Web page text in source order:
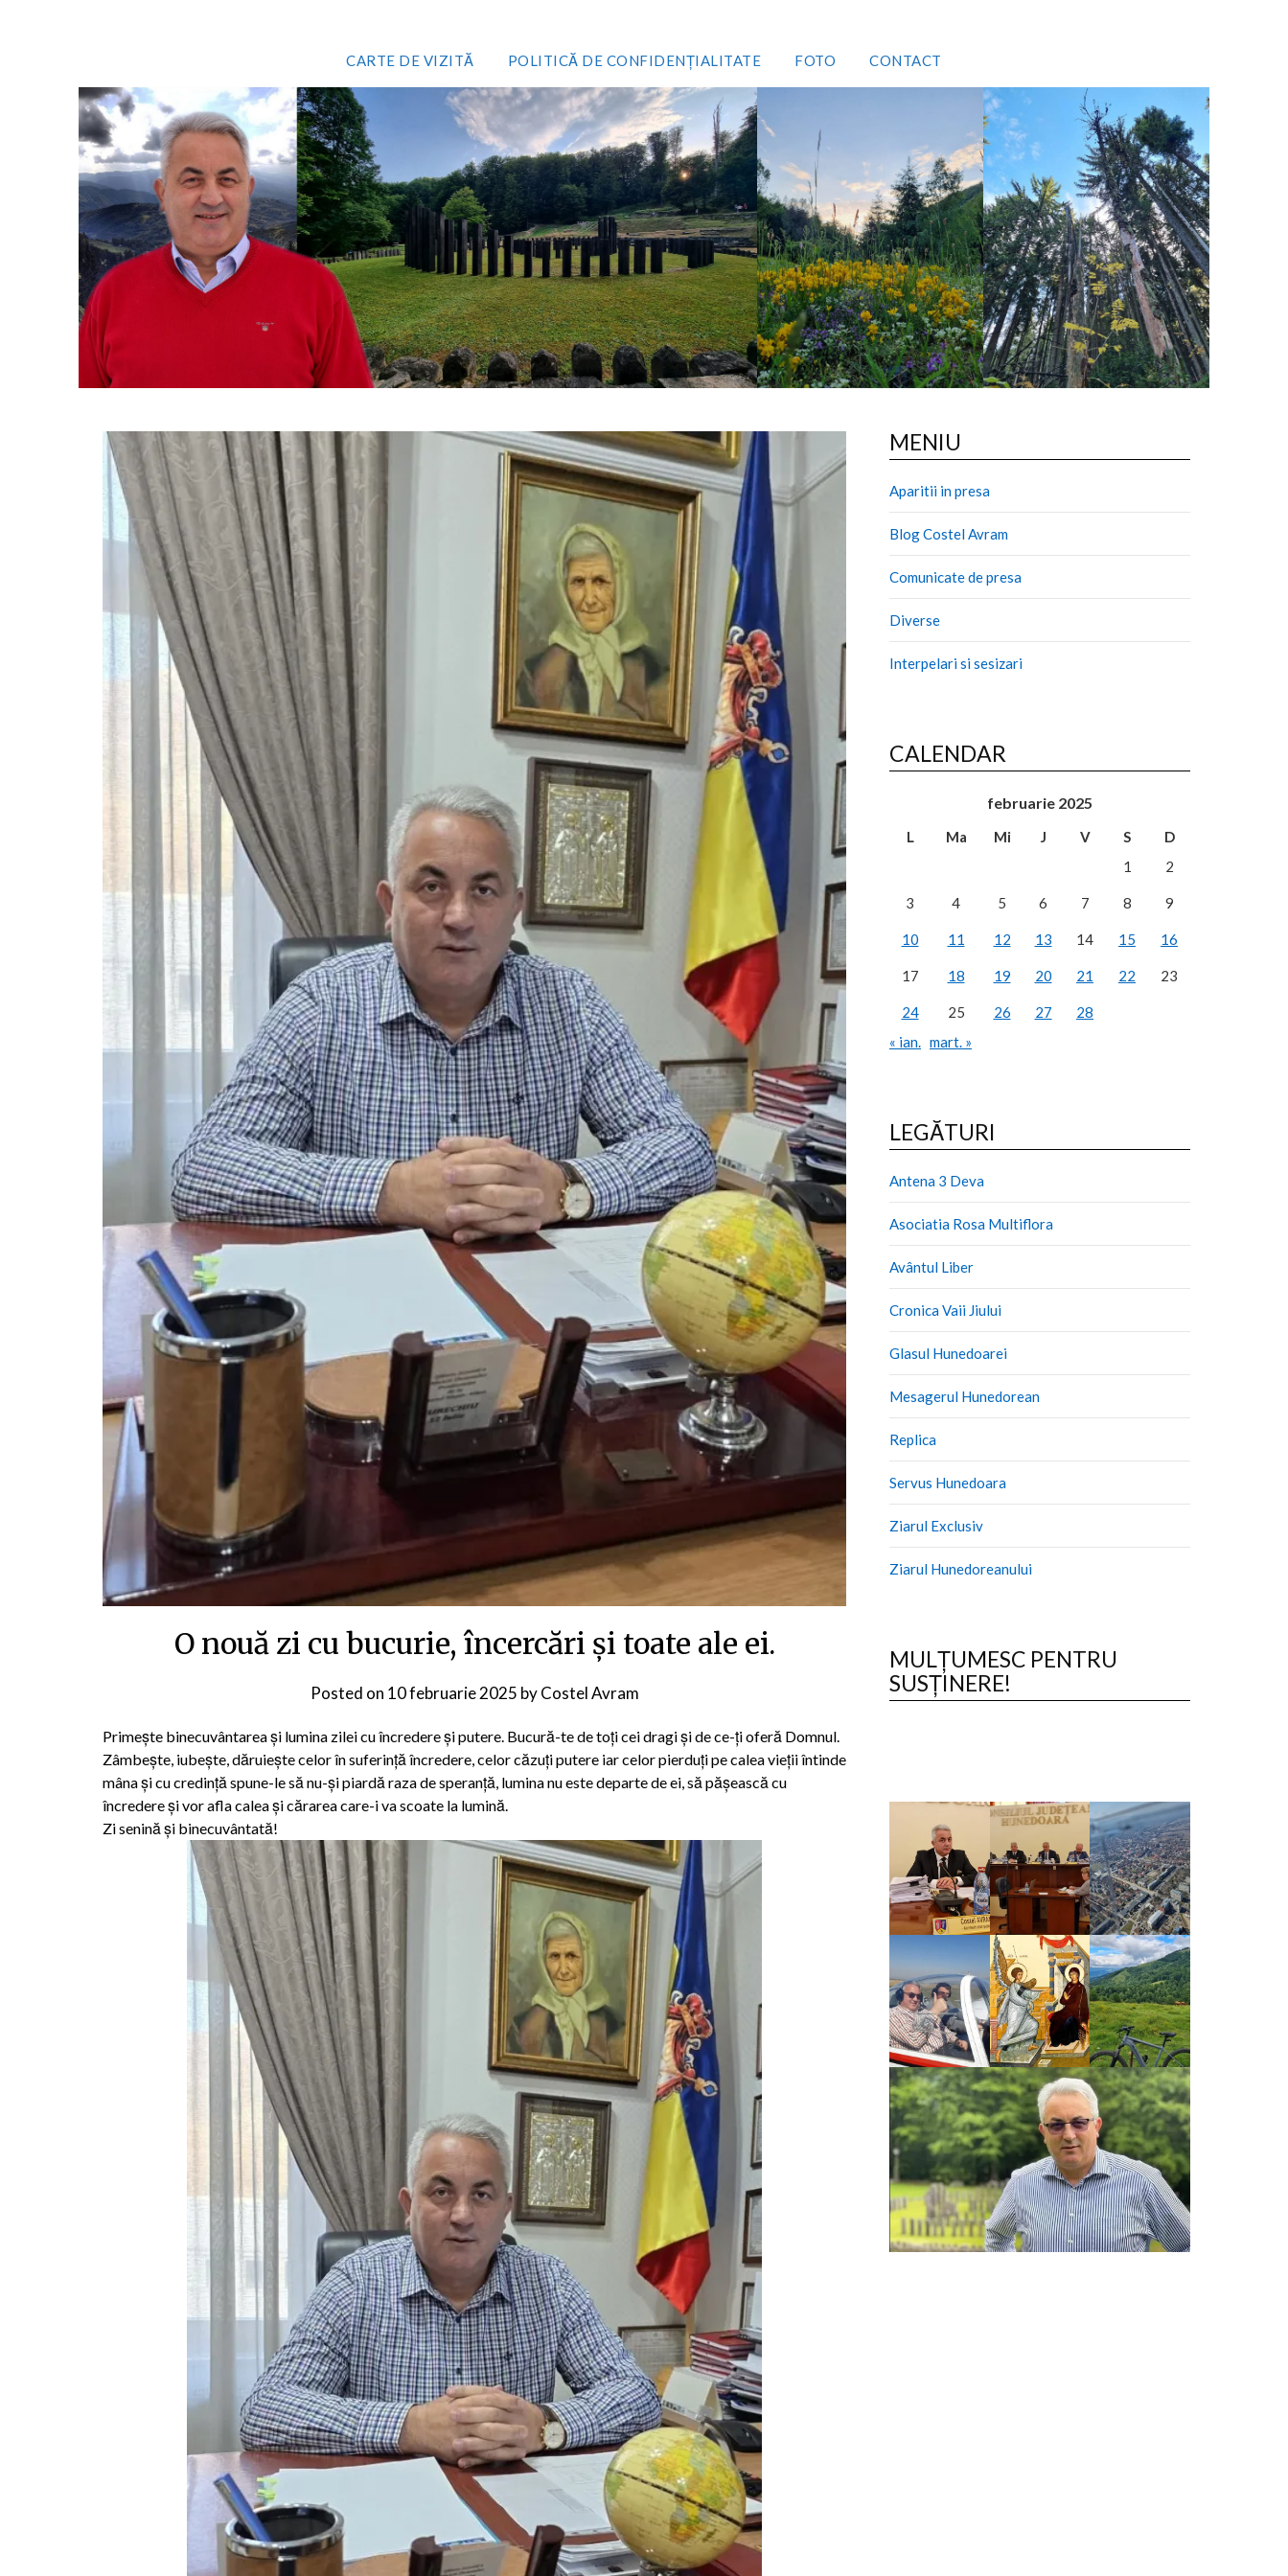
CARTE DE VIZITĂ POLITICĂ DE CONFIDENȚIALITATE FOTO CONTACT
O nouă zi cu bucurie, încercări și toate ale ei.
Posted on 10 februarie 2025 byCostel Avram
Primește binecuvântarea și lumina zilei cu încredere și putere. Bucură-te de toți cei dragi și de ce-ți oferă Domnul.
Zâmbește, iubește, dăruiește celor în suferință încredere, celor căzuți putere iar celor pierduți pe calea vieții întinde
mâna și cu credință spune-le să nu-și piardă raza de speranță, lumina nu este departe de ei, să pășească cu
încredere și vor afla calea și cărarea care-i va scoate la lumină.
Zi senină și binecuvântată!
MENIU
Aparitii in presa
Blog Costel Avram
Comunicate de presa
Diverse
Interpelari si sesizari
CALENDAR
februarie 2025
L Ma Mi J V S
D
1
2
3 4 5 6 7 8 9
10 11 12 13 14 15 16
17 18 19 20 21 22 23
24 25 26 27
28
« ian. mart. »
LEGĂTURI
Antena 3 Deva
Asociatia Rosa Multiflora
Avântul Liber
Cronica Vaii Jiului
Glasul Hunedoarei
Mesagerul Hunedorean
Replica
Servus Hunedoara
Ziarul Exclusiv
Ziarul Hunedoreanului
MULȚUMESC PENTRU
SUSȚINERE!